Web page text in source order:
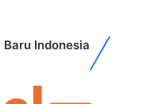
Indonesia